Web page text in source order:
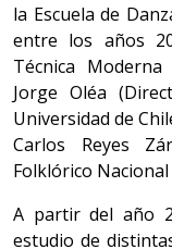
la Escuela de
entre los años
Técnica
Jorge Oléa
Universidad de
Carlos Reyes
Folklórico Nacional
A partir del año
estudio de